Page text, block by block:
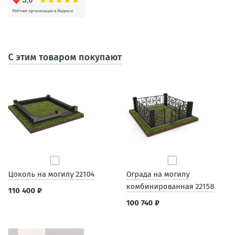
С этим товаром покупают
Цоколь на могилу 22104
110 400 ₽
Ограда на могилу
комбинированная 22158
100 740 ₽